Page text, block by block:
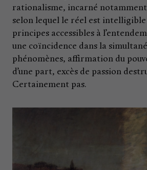
rationalisme, incarné
selon lequel le réel est intelligible
principes accessibles à
une coïncidence dans la
phénomènes, affirmation du
d’une part, excès de passion
Certainement pas.